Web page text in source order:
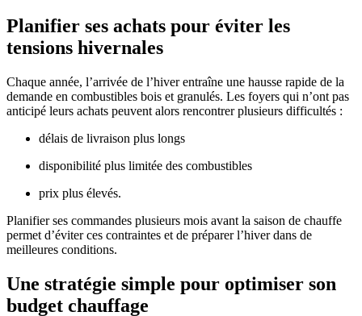
Planifier ses achats pour éviter les
tensions hivernales
Chaque année, l’arrivée de l’hiver entraîne une hausse rapide de la
demande en combustibles bois et granulés. Les foyers qui n’ont pas
anticipé leurs achats peuvent alors rencontrer plusieurs difficultés :
délais de livraison plus longs
disponibilité plus limitée des combustibles
prix plus élevés.
Planifier ses commandes plusieurs mois avant la saison de chauffe
permet d’éviter ces contraintes et de préparer l’hiver dans de
meilleures conditions.
Une stratégie simple pour optimiser son
budget chauffage